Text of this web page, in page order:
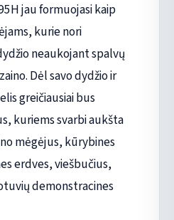
jau formuojasi kaip
kurie nori
neaukojant spalvų
Dėl savo dydžio ir
greičiausiai bus
kuriems svarbi aukšta
mėgėjus, kūrybines
erdves, viešbučius,
demonstracines